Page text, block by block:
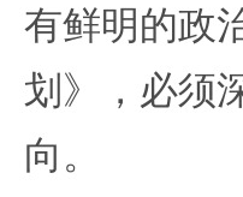
有鲜明的政
划》，必须
向。